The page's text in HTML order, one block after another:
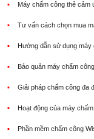
▪ Máy chấm công thẻ cảm
▪ Tư vấn cách chọn mua
▪ Hướng dẫn sử dụng máy
▪ Bảo quản máy chấm công
▪ Giải pháp chấm công đa
▪ Hoạt động của máy
▪ Phần mềm chấm công